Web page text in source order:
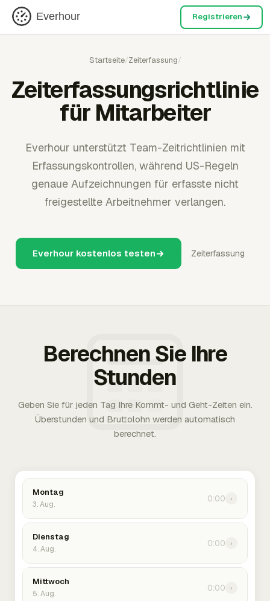
Everhour Registrieren
Startseite/Zeiterfassung/
Zeiterfassungsrichtlinie
für Mitarbeiter
Everhour unterstützt Team-Zeitrichtlinien mit
Erfassungskontrollen, während US-Regeln
genaue Aufzeichnungen für erfasste nicht
freigestellte Arbeitnehmer verlangen.
Everhour kostenlos testen Zeiterfassung
Berechnen Sie Ihre
Stunden
Geben Sie für jeden Tag Ihre Kommt- und Geht-Zeiten ein.
Überstunden und Bruttolohn werden automatisch
berechnet.
Montag
3. Aug.
0:00 ›
Dienstag
4. Aug.
0:00 ›
Mittwoch
5. Aug.
0:00 ›